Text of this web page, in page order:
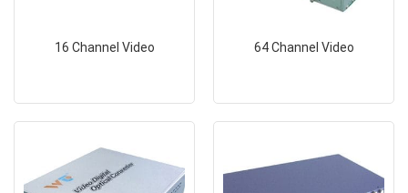
16 Channel Video 64 Channel Video